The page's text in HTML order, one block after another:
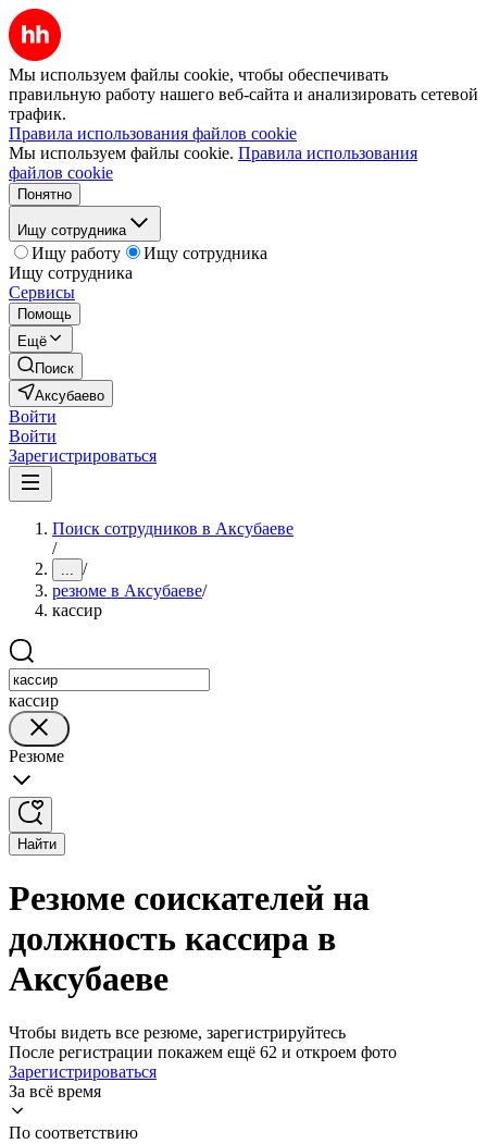
Мы используем файлы cookie, чтобы обеспечивать
правильную работу нашего веб-сайта и анализировать сетевой
трафик.
Правила использования файлов cookie
Мы используем файлы cookie. Правила использования
файлов cookie
Понятно
Ищу сотрудника
Ищу работу
Ищу сотрудника
Ищу сотрудника
Сервисы
Помощь
Ещё
Поиск
Аксубаево
Войти
Войти
Зарегистрироваться
Поиск сотрудников в Аксубаеве
/
... /
резюме в Аксубаеве/
кассир
кассир
Резюме
Найти
Резюме соискателей на
должность кассира в
Аксубаеве
Чтобы видеть все резюме, зарегистрируйтесь
После регистрации покажем ещё 62 и откроем фото
Зарегистрироваться
За всё время
По соответствию